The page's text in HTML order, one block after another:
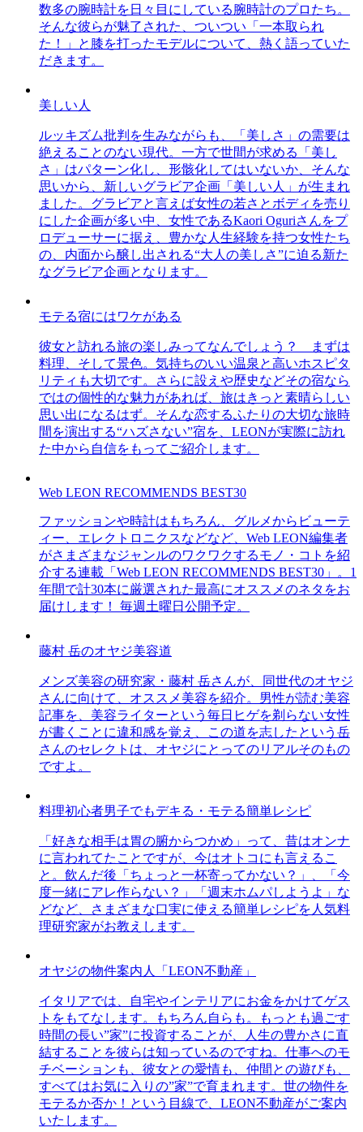
数多の腕時計を日々目にしている腕時計のプロたち。
そんな彼らが魅了された、ついつい「一本取られ
た！」と膝を打ったモデルについて、熱く語っていた
だきます。
美しい人
ルッキズム批判を生みながらも、「美しさ」の需要は
絶えることのない現代。一方で世間が求める「美し
さ」はパターン化し、形骸化してはいないか、そんな
思いから、新しいグラビア企画「美しい人」が生まれ
ました。グラビアと言えば女性の若さとボディを売り
にした企画が多い中、女性であるKaori Oguriさんをプ
ロデューサーに据え、豊かな人生経験を持つ女性たち
の、内面から醸し出される“大人の美しさ”に迫る新た
なグラビア企画となります。
モテる宿にはワケがある
彼女と訪れる旅の楽しみってなんでしょう？ まずは
料理、そして景色。気持ちのいい温泉と高いホスピタ
リティも大切です。さらに設えや歴史などその宿なら
ではの個性的な魅力があれば、旅はきっと素晴らしい
思い出になるはず。そんな恋するふたりの大切な旅時
間を演出する“ハズさない”宿を、LEONが実際に訪れ
た中から自信をもってご紹介します。
Web LEON RECOMMENDS BEST30
ファッションや時計はもちろん、グルメからビューテ
ィー、エレクトロニクスなどなど、Web LEON編集者
がさまざまなジャンルのワクワクするモノ・コトを紹
介する連載「Web LEON RECOMMENDS BEST30」。1
年間で計30本に厳選された最高にオススメのネタをお
届けします！ 毎週土曜日公開予定。
藤村 岳のオヤジ美容道
メンズ美容の研究家・藤村 岳さんが、同世代のオヤジ
さんに向けて、オススメ美容を紹介。男性が読む美容
記事を、美容ライターという毎日ヒゲを剃らない女性
が書くことに違和感を覚え、この道を志したという岳
さんのセレクトは、オヤジにとってのリアルそのもの
ですよ。
料理初心者男子でもデキる・モテる簡単レシピ
「好きな相手は胃の腑からつかめ」って、昔はオンナ
に言われてたことですが、今はオトコにも言えるこ
と。飲んだ後「ちょっと一杯寄ってかない？」、「今
度一緒にアレ作らない？」「週末ホムパしようよ」な
どなど、さまざまな口実に使える簡単レシピを人気料
理研究家がお教えします。
オヤジの物件案内人「LEON不動産」
イタリアでは、自宅やインテリアにお金をかけてゲス
トをもてなします。もちろん自らも。もっとも過ごす
時間の長い”家”に投資することが、人生の豊かさに直
結することを彼らは知っているのですね。仕事へのモ
チベーションも、彼女との愛情も、仲間との遊びも、
すべてはお気に入りの”家”で育まれます。世の物件を
モテるか否か！という目線で、LEON不動産がご案内
いたします。